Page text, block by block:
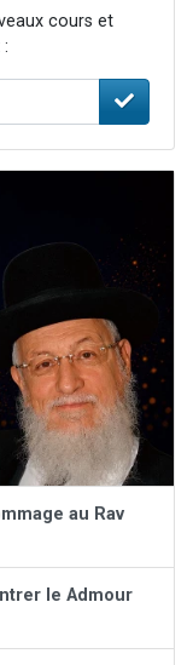
cours et
au Rav
le Admour